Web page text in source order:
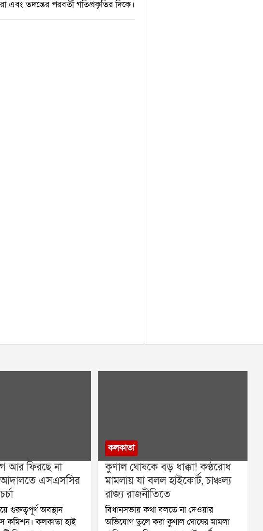
এবং তদন্তের পরবর্তী গতিপ্রকৃতির দিকে।
আর ফিরছে না
এসএসসির
গুরুত্বপূর্ণ অবস্থান
কমিশন। কলকাতা হাই
কলকাতা
কুণাল ঘোষকে বড় ধাক্কা! কণ্ঠরোধ
মামলায় যা বলল হাইকোর্ট, চাঞ্চল্য
রাজ্য রাজনীতিতে
বিধানসভায় কথা বলতে না দেওয়ার
অভিযোগ তুলে করা কুণাল ঘোষের মামলা